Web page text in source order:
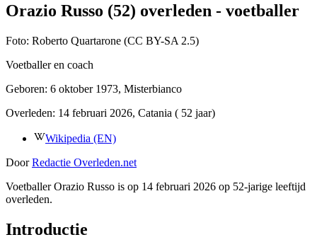
Orazio Russo (52) overleden - voetballer
Foto: Roberto Quartarone (CC BY-SA 2.5)
Voetballer en coach
Geboren: 6 oktober 1973, Misterbianco
Overleden: 14 februari 2026, Catania ( 52 jaar)
Wikipedia (EN)
Door Redactie Overleden.net
Voetballer Orazio Russo is op 14 februari 2026 op 52-jarige leeftijd
overleden.
Introductie